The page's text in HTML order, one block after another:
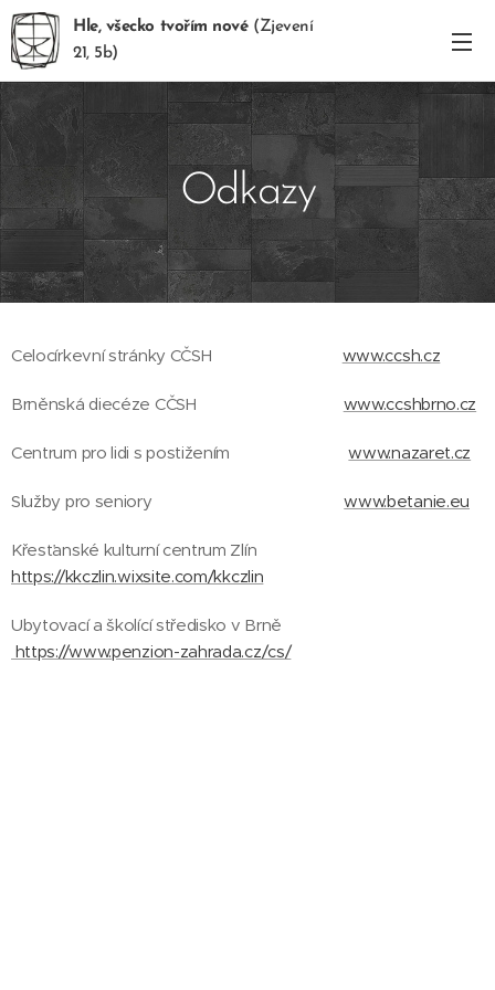
Hle, všecko tvořím nové(Zjevení
21, 5b)
Odkazy
Celocírkevní stránky CČSH www.ccsh.cz
Brněnská diecéze CČSH www.ccshbrno.cz
Centrum pro lidi s postiženímwww.nazaret.cz
Služby pro seniorywww.betanie.eu
Křesťanské kulturní centrum Zlín
https://kkczlin.wixsite.com/kkczlin
Ubytovací a školící středisko v Brně
https://www.penzion-zahrada.cz/cs/